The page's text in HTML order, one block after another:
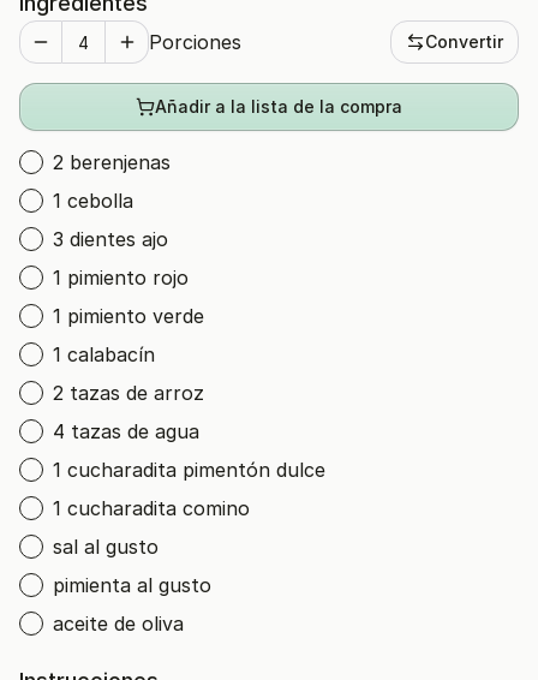
Porciones Convertir
Añadir a la lista de la compra
2 berenjenas
1 cebolla
3 dientes ajo
1 pimiento rojo
1 pimiento verde
1 calabacín
2 tazas de arroz
4 tazas de agua
1 cucharadita pimentón dulce
1 cucharadita comino
sal al gusto
pimienta al gusto
aceite de oliva